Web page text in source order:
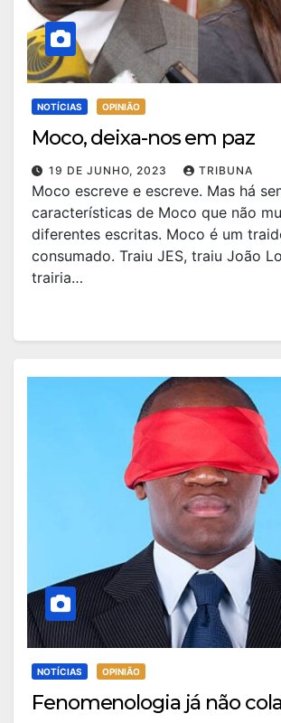
NOTÍCIAS OPINIÃO
Moco, deixa-nos em paz
19 DE JUNHO, 2023 TRIBUNA
Moco escreve e escreve. Mas há
características de Moco que não
diferentes escritas. Moco é um
consumado. Traiu JES, traiu João
trairia…
NOTÍCIAS OPINIÃO
Fenomenologia já não